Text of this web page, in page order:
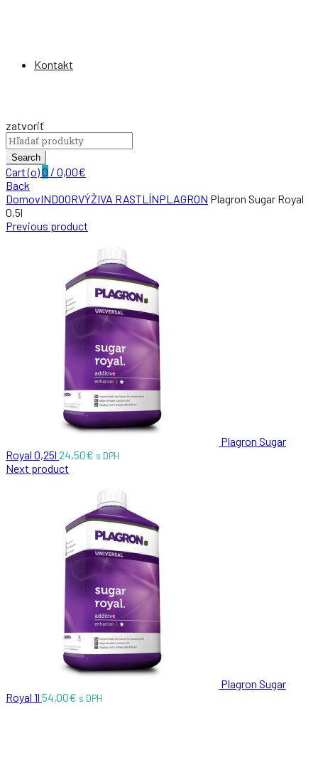
Kontakt
zatvoriť
Search
for:
Search
Cart (o)0 / 0,00€
Back
DomovINDOORVÝŽIVA RASTLÍNPLAGRON Plagron Sugar Royal
0,5l
Previous product
Plagron Sugar
Royal 0,25l 24,50€ s DPH
Next product
Plagron Sugar
Royal 1l 54,00€ s DPH